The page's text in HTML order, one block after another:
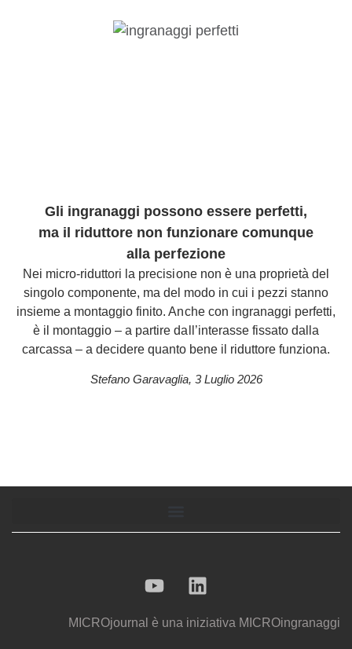
Gli ingranaggi possono essere perfetti,
ma il riduttore non funzionare comunque
alla perfezione
Nei micro-riduttori la precisione non è una proprietà del
singolo componente, ma del modo in cui i pezzi stanno
insieme a montaggio finito. Anche con ingranaggi perfetti,
è il montaggio – a partire dall’interasse fissato dalla
carcassa – a decidere quanto bene il riduttore funziona.
Stefano Garavaglia, 3 Luglio 2026
MICROjournal è una iniziativa MICROingranaggi